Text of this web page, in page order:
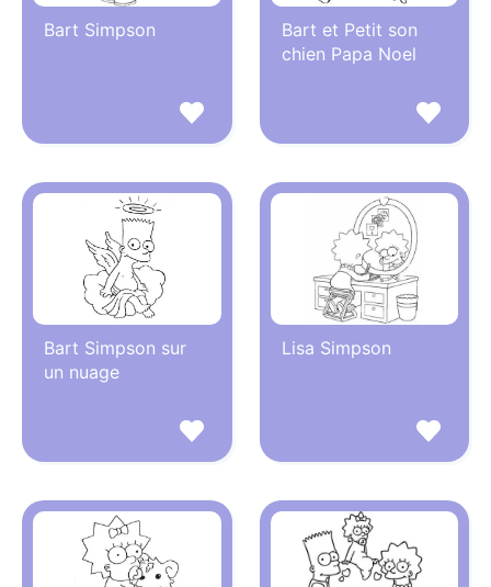
Bart Simpson
Bart et Petit son
chien Papa Noel
Bart Simpson sur
un nuage
Lisa Simpson